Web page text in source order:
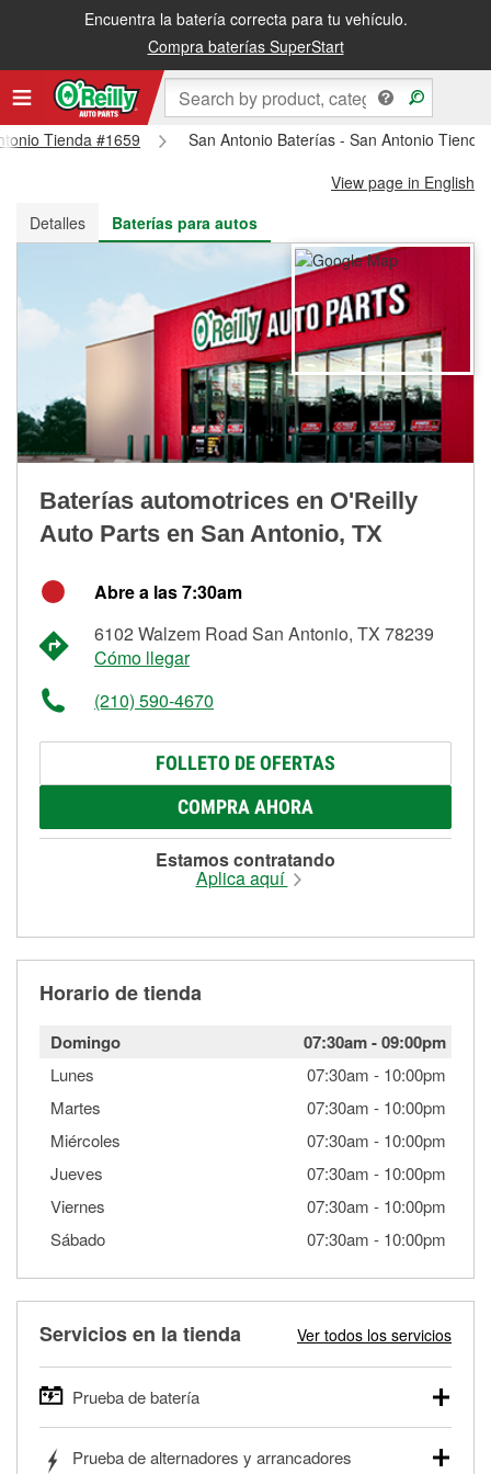
Encuentra la batería correcta para tu vehículo.
Compra baterías SuperStart
Recibe tu orden gratis al día siguiente o recógela en la tienda
Tienda #1659
San Antonio Baterías - San Antonio
View page in English
Detalles
Baterías para autos
Baterías automotrices en O'Reilly
Auto Parts en San Antonio, TX
Abre a las 7:30am
6102 Walzem Road San Antonio, TX 78239
Cómo llegar
(210) 590-4670
FOLLETO DE OFERTAS
COMPRA AHORA
Estamos contratando
Aplica aquí
Horario de tienda
Domingo 07:30am-09:00pm
Lunes 07:30am - 10:00pm
Martes
07:30am - 10:00pm
Miércoles
07:30am - 10:00pm
Jueves
07:30am - 10:00pm
Viernes
07:30am - 10:00pm
Sábado
07:30am - 10:00pm
Servicios en la tienda Ver todos los servicios
Prueba de batería
autos, camionetas, SUVs, vehículos comerciales y
Prueba de alternadores y arrancadores